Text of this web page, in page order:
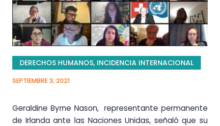
DERECHOS HUMANOS, INCIDENCIA INTERNACIONAL
SEPTIEMBRE 3, 2021
Geraldine Byrne Nason, representante permanente
de Irlanda ante las Naciones Unidas, señaló que su